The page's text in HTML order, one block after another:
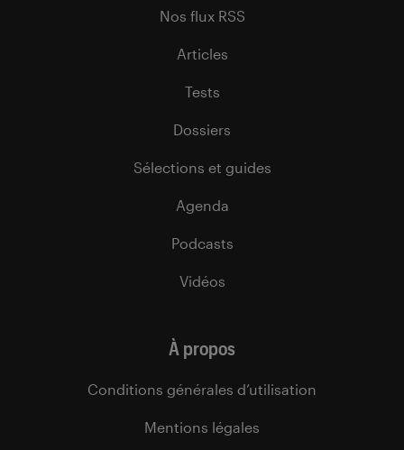
Nos flux RSS
Articles
Tests
Dossiers
Sélections et guides
Agenda
Podcasts
Vidéos
À propos
Conditions générales d’utilisation
Mentions légales